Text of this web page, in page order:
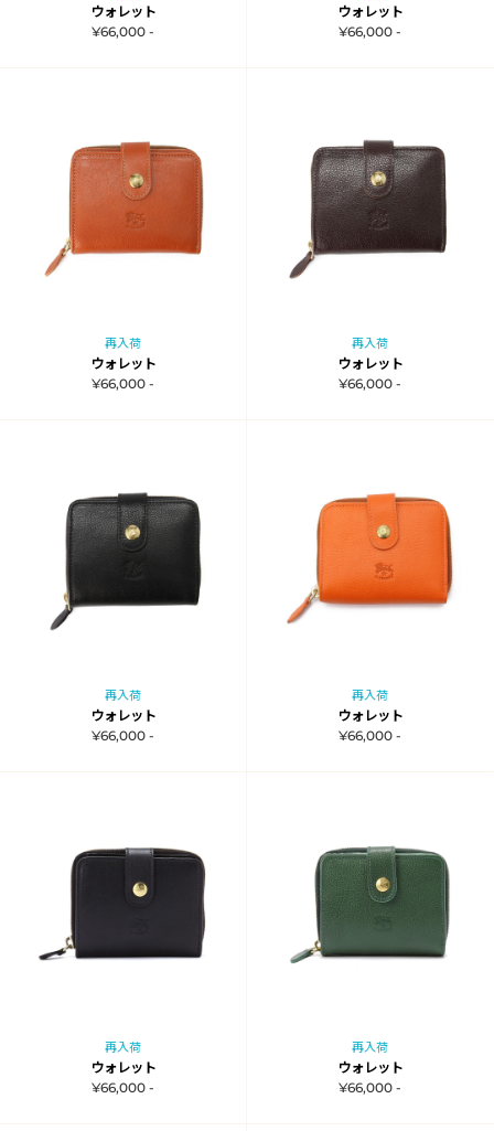
ウォレット
¥66,000 -
ウォレット
¥66,000 -
再入荷
ウォレット
¥66,000 -
再入荷
ウォレット
¥66,000 -
再入荷
ウォレット
¥66,000 -
再入荷
ウォレット
¥66,000 -
再入荷
ウォレット
¥66,000 -
再入荷
ウォレット
¥66,000 -